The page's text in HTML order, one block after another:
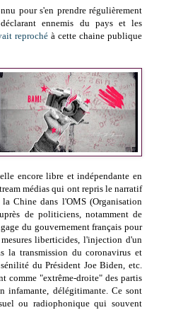
pour s'en prendre régulièrement
ennemis du pays et les
reprochéà cette chaine publique
encore libre et indépendante en
médias qui ont repris le narratif
Chine dans l'OMS (Organisation
de politiciens, notamment de
du gouvernement français pour
liberticides, l'injection d'un
la transmission du coronavirus et
du Président Joe Biden, etc.
comme "extrême-droite" des partis
infamante, délégitimante. Ce sont
ou radiophonique qui souvent